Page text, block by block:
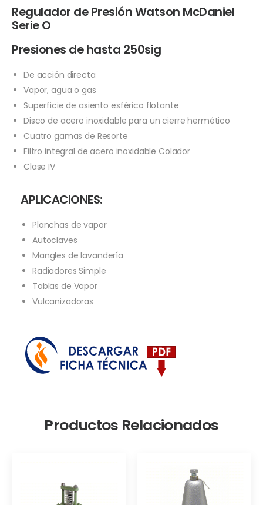
Regulador de Presión Watson McDaniel
Serie O
Presiones de hasta 250sig
De acción directa
Vapor, agua o gas
Superficie de asiento esférico flotante
Disco de acero inoxidable para un cierre hermético
Cuatro gamas de Resorte
Filtro integral de acero inoxidable Colador
Clase IV
APLICACIONES:
Planchas de vapor
Autoclaves
Mangles de lavandería
Radiadores Simple
Tablas de Vapor
Vulcanizadoras
Productos Relacionados